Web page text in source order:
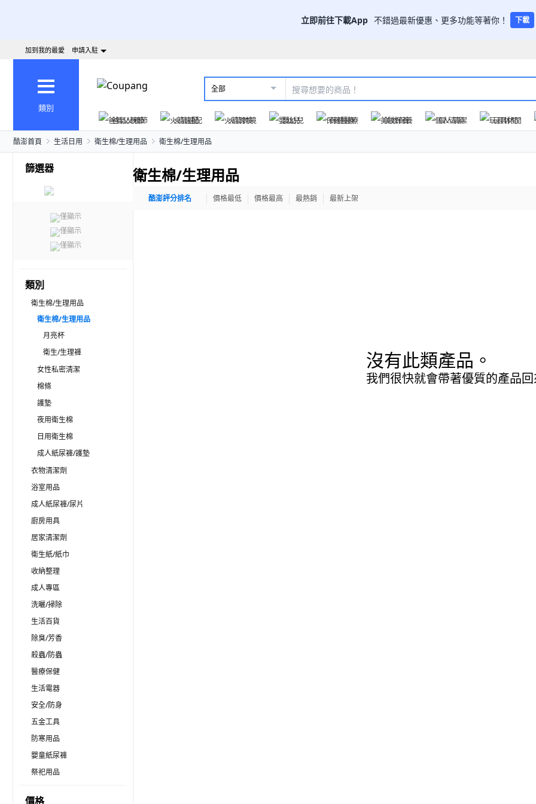
立即前往下載App 不錯過最新優惠、更多功能等著你！ 下載
加到我的最愛 申請入駐
類別
全部
爸氣父親節 火箭速配 火箭跨境 嬰幼兒 保健醫療 美妝保養 個人清潔 玩具休閒
酷澎首頁 生活日用 衛生棉/生理用品 衛生棉/生理用品
篩選器
僅顯示
僅顯示
僅顯示
類別
衛生棉/生理用品
衛生棉/生理用品
月亮杯
衛生/生理褲
女性私密清潔
棉條
護墊
夜用衛生棉
日用衛生棉
成人紙尿褲/護墊
衣物清潔劑
浴室用品
成人紙尿褲/尿片
廚房用具
居家清潔劑
衛生紙/紙巾
收納整理
成人專區
洗曬/掃除
生活百貨
除臭/芳香
殺蟲/防蟲
醫療保健
生活電器
安全/防身
五金工具
防寒用品
嬰童紙尿褲
祭祀用品
價格
衛生棉/生理用品
酷澎評分排名 價格最低 價格最高 最熱銷 最新上架
沒有此類產品。
我們很快就會帶著優質的產品